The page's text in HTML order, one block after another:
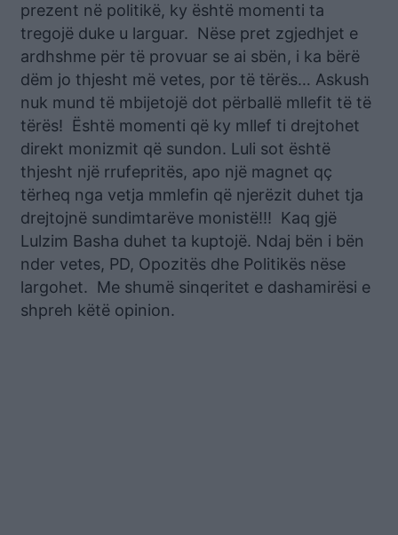
prezent në politikë, ky është momenti ta
tregojë duke u larguar. Nëse pret zgjedhjet e
ardhshme për të provuar se ai sbën, i ka bërë
dëm jo thjesht më vetes, por të tërës… Askush
nuk mund të mbijetojë dot përballë mllefit të të
tërës! Është momenti që ky mllef ti drejtohet
direkt monizmit që sundon. Luli sot është
thjesht një rrufepritës, apo një magnet qç
tërheq nga vetja mmlefin që njerëzit duhet tja
drejtojnë sundimtarëve monistë!!! Kaq gjë
Lulzim Basha duhet ta kuptojë. Ndaj bën i bën
nder vetes, PD, Opozitës dhe Politikës nëse
largohet. Me shumë sinqeritet e dashamirësi e
shpreh këtë opinion.